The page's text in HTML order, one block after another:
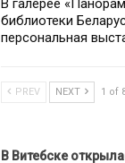
В галерее
библиотеки
персональная
PREV NEXT 1 of
В Витебске